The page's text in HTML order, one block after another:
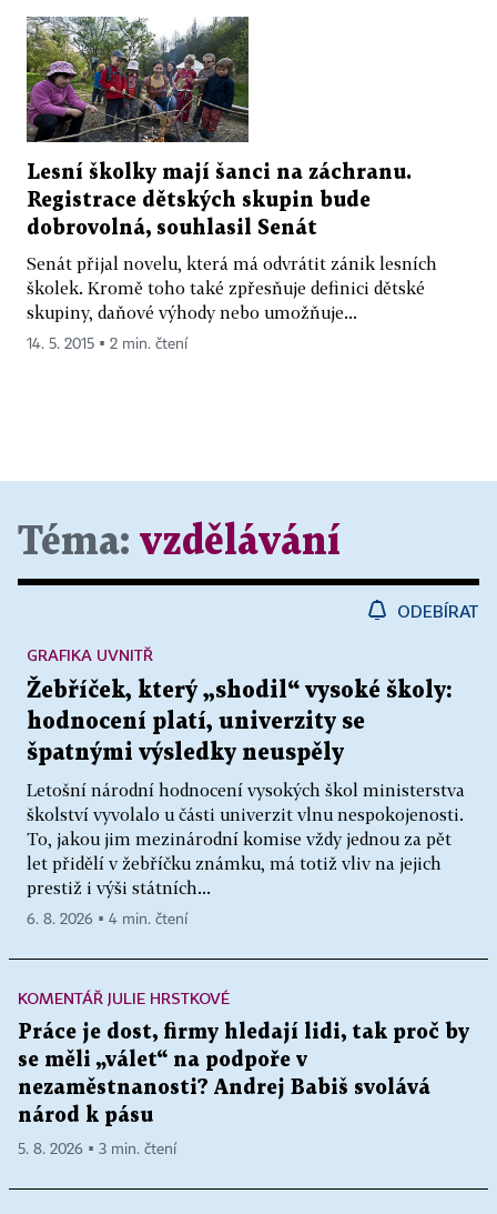
Lesní školky mají šanci na záchranu.
Registrace dětských skupin bude
dobrovolná, souhlasil Senát
Senát přijal novelu, která má odvrátit zánik lesních
školek. Kromě toho také zpřesňuje definici dětské
skupiny, daňové výhody nebo umožňuje...
14. 5. 2015 ▪ 2 min. čtení
Téma: vzdělávání
ODEBÍRAT
Žebříček, který „shodil“ vysoké školy:
hodnocení platí, univerzity se
špatnými výsledky neuspěly
Letošní národní hodnocení vysokých škol ministerstva
školství vyvolalo u části univerzit vlnu nespokojenosti.
To, jakou jim mezinárodní komise vždy jednou za pět
let přidělí v žebříčku známku, má totiž vliv na jejich
prestiž i výši státních...
GRAFIKA UVNITŘ
6. 8. 2026 ▪ 4 min. čtení
KOMENTÁŘ JULIE HRSTKOVÉ
Práce je dost, firmy hledají lidi, tak proč by
se měli „válet“ na podpoře v
nezaměstnanosti? Andrej Babiš svolává
národ k pásu
5. 8. 2026 ▪ 3 min. čtení